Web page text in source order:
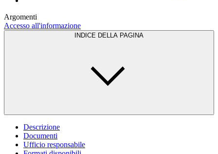
Argomenti
Accesso all'informazione
INDICE DELLA PAGINA
Descrizione
Documenti
Ufficio responsabile